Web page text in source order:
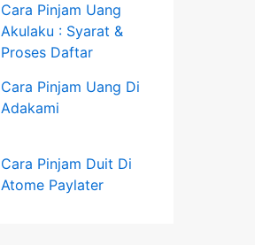
Cara Pinjam Uang
Akulaku : Syarat &
Proses Daftar
Cara Pinjam Uang Di
Adakami
Cara Pinjam Duit Di
Atome Paylater